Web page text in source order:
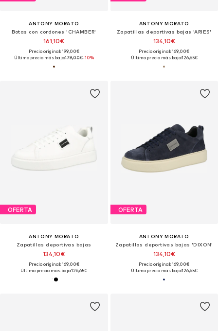
ANTONY MORATO
Botas con cordones 'CHAMBER'
161,10€
Precio original: 199,00€
Último precio más bajo:179,00€-10%
ANTONY MORATO
Zapatillas deportivas bajas 'ARIES'
134,10€
Precio original: 169,00€
Último precio más bajo:126,65€
OFERTA
ANTONY MORATO
Zapatillas deportivas bajas
134,10€
Precio original: 169,00€
Último precio más bajo:126,65€
OFERTA
ANTONY MORATO
Zapatillas deportivas bajas 'DIXON'
134,10€
Precio original: 169,00€
Último precio más bajo:126,65€